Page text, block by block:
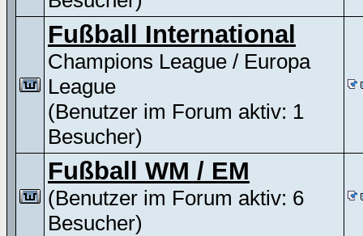
Fußball International
Champions League / Europa
League
(Benutzer im Forum aktiv: 1
Besucher)
Fußball WM / EM
(Benutzer im Forum aktiv: 6
Besucher)